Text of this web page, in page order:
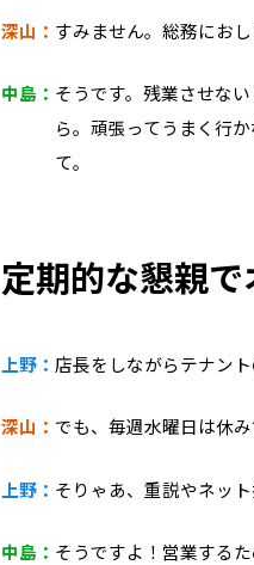
深山： すみません。総務にお
中島： そうです。残業させな
ら。頑張ってうまく行
て。
定期的な懇親
上野： 店長をしながらテナン
深山： でも、毎週水曜日は休
上野： そりゃあ、重説やネッ
中島： そうですよ！営業する